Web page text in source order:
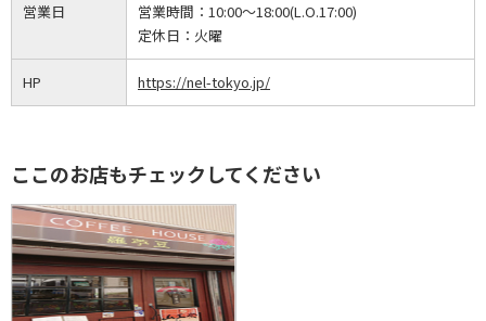
営業日 営業時間： 10:00～18:00(L.O.17:00)
定休日： 火曜
HP https://nel-tokyo.jp/
ここのお店もチェックしてください